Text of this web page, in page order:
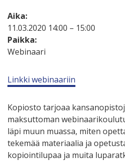
Aika:
11.03.2020 14:00 – 15:00
Paikka:
Webinaari
Linkki webinaariin
Kopiosto tarjoaa
maksuttoman
läpi muun muassa, miten
tekemää materiaalia ja
kopiointilupaa ja muita